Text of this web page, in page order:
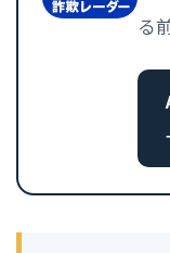
る